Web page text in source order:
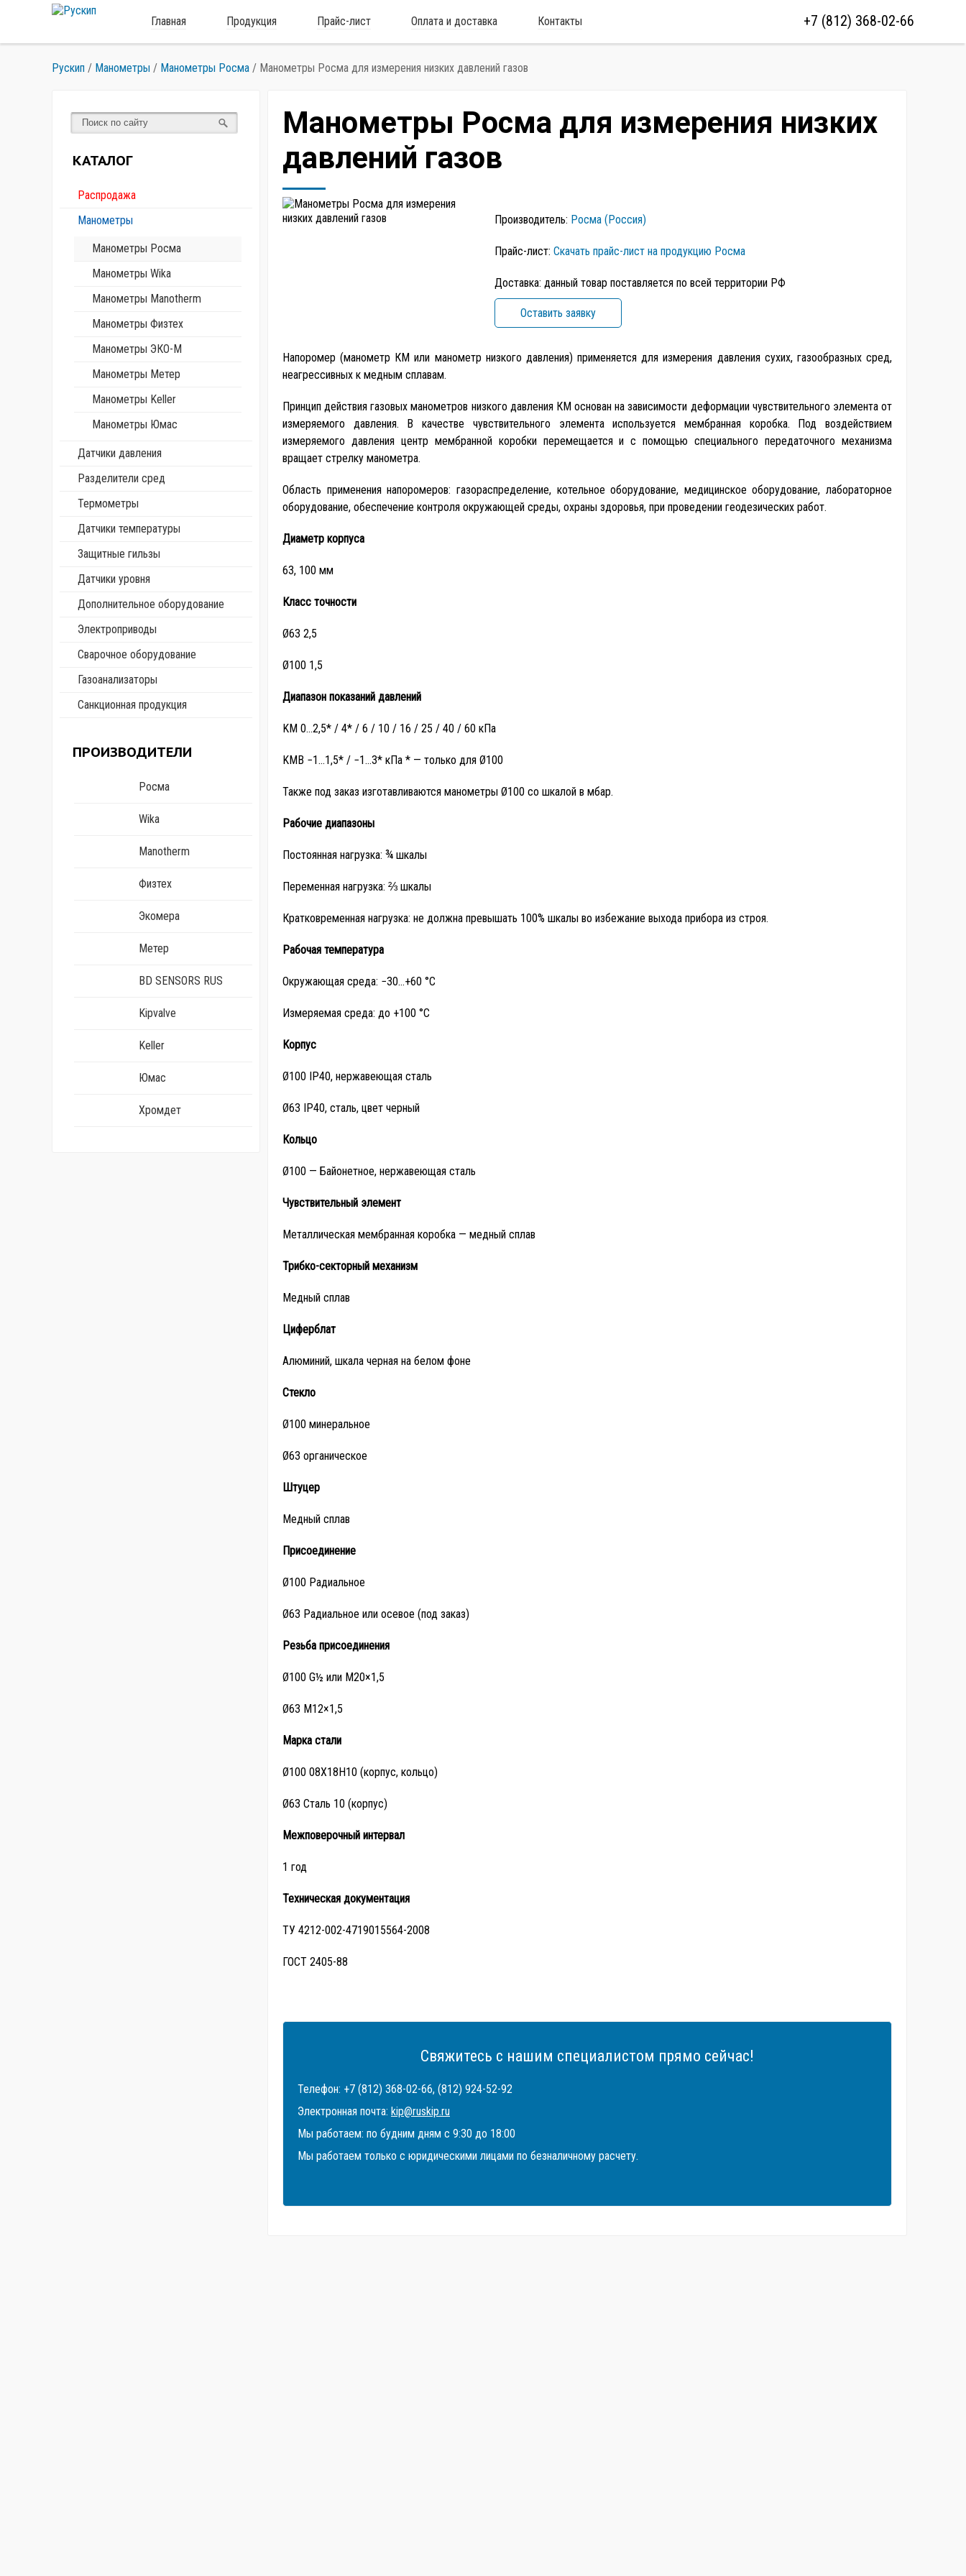
Главная Продукция Прайс-лист Оплата и доставка Контакты +7 (812) 368-02-66
Рускип / Манометры / Манометры Росма / Манометры Росма для измерения низких давлений газов
КАТАЛОГ
Распродажа
Манометры
Манометры Росма
Манометры Wika
Манометры Manotherm
Манометры Физтех
Манометры ЭКО-М
Манометры Метер
Манометры Keller
Манометры Юмас
Датчики давления
Разделители сред
Термометры
Датчики температуры
Защитные гильзы
Датчики уровня
Дополнительное оборудование
Электроприводы
Сварочное оборудование
Газоанализаторы
Санкционная продукция
ПРОИЗВОДИТЕЛИ
Росма
Wika
Manotherm
Физтех
Экомера
Метер
BD SENSORS RUS
Kipvalve
Keller
Юмас
Хромдет
Манометры Росма для измерения низких
давлений газов
Производитель: Росма (Россия)
Прайс-лист: Скачать прайс-лист на продукцию Росма
Доставка: данный товар поставляется по всей территории РФ
Оставить заявку
Напоромер (манометр КМ или манометр низкого давления) применяется для измерения давления сухих, газообразных сред,
неагрессивных к медным сплавам.
Принцип действия газовых манометров низкого давления КМ основан на зависимости деформации чувствительного элемента от
измеряемого давления. В качестве чувствительного элемента используется мембранная коробка. Под воздействием
измеряемого давления центр мембранной коробки перемещается и с помощью специального передаточного механизма
вращает стрелку манометра.
Область применения напоромеров: газораспределение, котельное оборудование, медицинское оборудование, лабораторное
оборудование, обеспечение контроля окружающей среды, охраны здоровья, при проведении геодезических работ.
Диаметр корпуса
63, 100 мм
Класс точности
Ø63 2,5
Ø100 1,5
Диапазон показаний давлений
KМ 0…2,5* / 4* / 6 / 10 / 16 / 25 / 40 / 60 кПа
KМВ −1…1,5* / −1…3* кПа * — только для Ø100
Также под заказ изготавливаются манометры Ø100 со шкалой в мбар.
Рабочие диапазоны
Постоянная нагрузка: ¾ шкалы
Переменная нагрузка: ⅔ шкалы
Кратковременная нагрузка: не должна превышать 100% шкалы во избежание выхода прибора из строя.
Рабочая температура
Окружающая среда: −30…+60 °C
Измеряемая среда: до +100 °C
Корпус
Ø100 IP40, нержавеющая сталь
Ø63 IP40, сталь, цвет черный
Кольцо
Ø100 — Байонетное, нержавеющая сталь
Чувствительный элемент
Металлическая мембранная коробка — медный сплав
Трибко-секторный механизм
Медный сплав
Циферблат
Алюминий, шкала черная на белом фоне
Стекло
Ø100 минеральное
Ø63 органическое
Штуцер
Медный сплав
Присоединение
Ø100 Радиальное
Ø63 Радиальное или осевое (под заказ)
Резьба присоединения
Ø100 G½ или M20×1,5
Ø63 M12×1,5
Марка стали
Ø100 08Х18Н10 (корпус, кольцо)
Ø63 Сталь 10 (корпус)
Межповерочный интервал
1 год
Техническая документация
ТУ 4212-002-4719015564-2008
ГОСТ 2405-88
Свяжитесь с нашим специалистом прямо сейчас!
Телефон: +7 (812) 368-02-66, (812) 924-52-92
Электронная почта: kip@ruskip.ru
Мы работаем: по будним дням с 9:30 до 18:00
Мы работаем только с юридическими лицами по безналичному расчету.